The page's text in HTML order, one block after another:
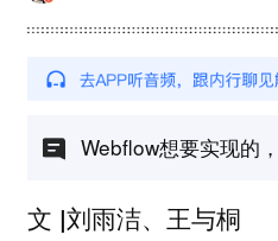
Webflow想要实现的
文 |刘雨洁、王与桐